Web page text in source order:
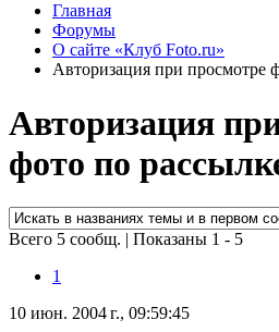
Главная
Форумы
О сайте «Клуб Foto.ru»
Авторизация при просмотре
Авторизация
фото по
Всего 5 сообщ. | Показаны 1 - 5
1
10 июн. 2004 г., 09:59:45